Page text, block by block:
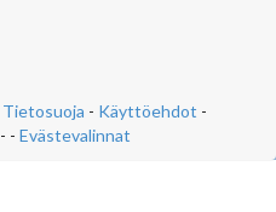
Tietosuoja - Käyttöehdot -
- - Evästevalinnat